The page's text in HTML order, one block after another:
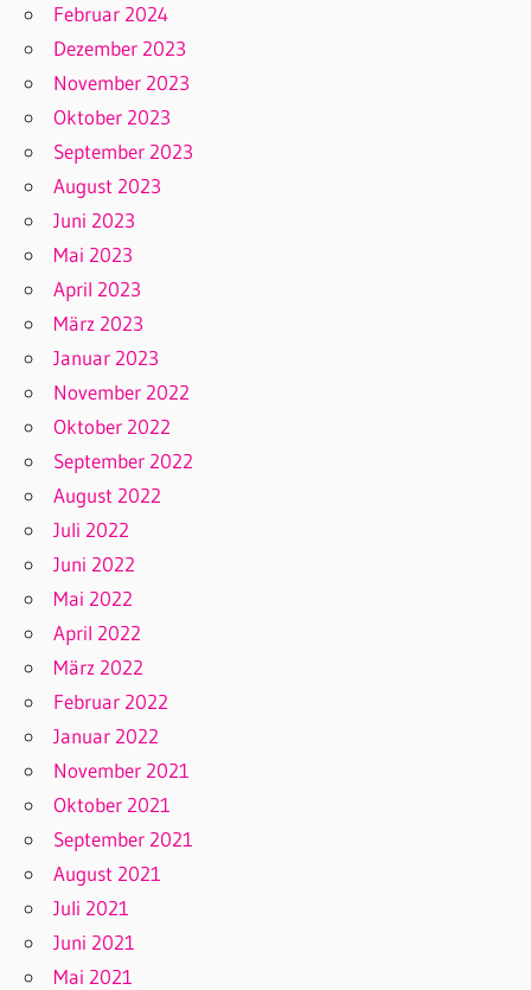
Februar 2024
Dezember 2023
November 2023
Oktober 2023
September 2023
August 2023
Juni 2023
Mai 2023
April 2023
März 2023
Januar 2023
November 2022
Oktober 2022
September 2022
August 2022
Juli 2022
Juni 2022
Mai 2022
April 2022
März 2022
Februar 2022
Januar 2022
November 2021
Oktober 2021
September 2021
August 2021
Juli 2021
Juni 2021
Mai 2021